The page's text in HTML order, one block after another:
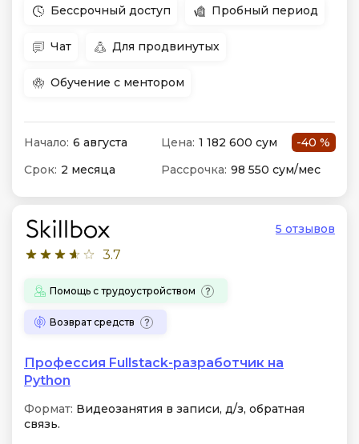
Бессрочный доступ Пробный период
Чат Для продвинутых
Обучение с ментором
Начало: 6 августа Цена: 1 182 600 сум
-40 %
Срок: 2 месяца Рассрочка: 98 550 сум/мес
3.7
5 отзывов
Помощь с трудоустройством
Возврат средств
Профессия Fullstack-разработчик на
Python
Формат: Видеозанятия в записи, д/з, обратная
связь.